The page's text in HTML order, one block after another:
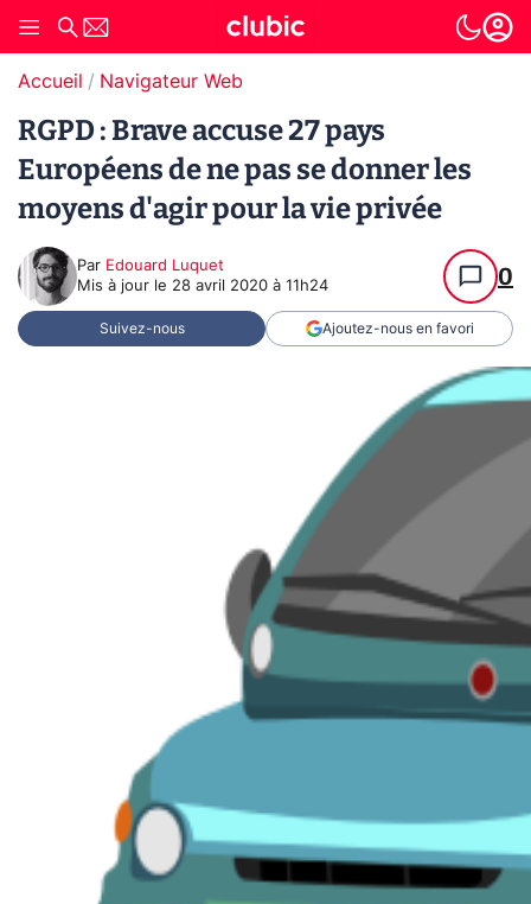
Accueil Navigateur Web
RGPD : Brave accuse 27 pays
Européens de ne pas se donner les
moyens d'agir pour la vie privée
Par Edouard Luquet
Mis à jour le 28 avril 2020 à 11h24 0
Suivez-nous Ajoutez-nous en favori